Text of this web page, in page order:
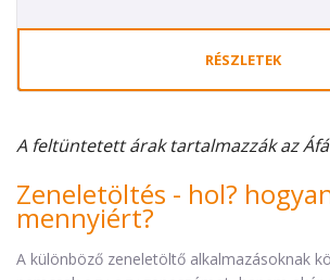
RÉSZLETEK
A feltüntetett árak tartalmazzák az
Zeneletöltés - hol?
mennyiért?
A különböző zeneletöltő alkalmazásoknak